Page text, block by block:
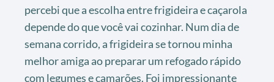
percebi que a escolha entre frigideira e caçarola
depende do que você vai cozinhar. Num dia de
semana corrido, a frigideira se tornou minha
melhor amiga ao preparar um refogado rápido
com legumes e camarões. Foi impressionante